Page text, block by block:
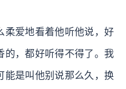
柔爱地看着他听他说，好
的，都好听得不得了。我
能是叫他别说那么久，换